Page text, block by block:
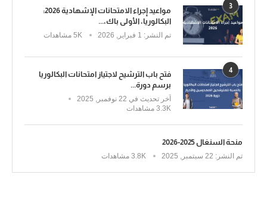
3
مواعيد إجراء الامتحانات الإشهادية 2026:
البكالوريا، الأولى باك،...
تم النشر: 5K مشاهدات
4
فتح باب الترشيح لاجتياز امتحانات البكالوريا
برسم دورة...
آخر تحديث في
3.3K مشاهدات
منحة السنغال 2025-2026
تم النشر: 3.8K مشاهدات